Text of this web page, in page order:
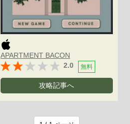
APARTMENT BACON
2.0
無料
攻略記事へ